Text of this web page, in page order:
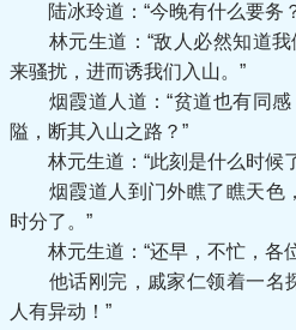
陆冰玲道：“今晚有什么要务
林元生道：“敌人必然知道我
来骚扰，进而诱我们入山。”
烟霞道人道：“贫道也有同感
隘，断其入山之路？”
林元生道：“此刻是什么时候
烟霞道人到门外瞧了瞧天色
时分了。”
林元生道：“还早，不忙，各
他话刚完，戚家仁领着一名
人有异动！”